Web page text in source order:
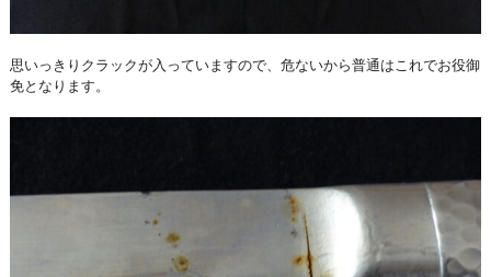
思いっきりクラックが入っていますので、危ないから普通はこれでお役御
免となります。